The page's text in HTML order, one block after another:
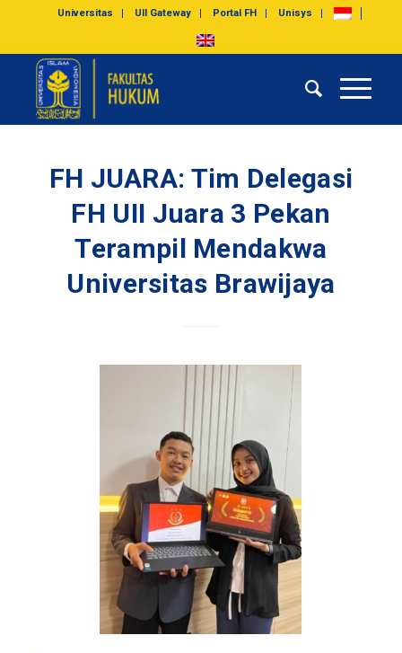
Universitas UII Gateway Portal FH Unisys
FH JUARA: Tim Delegasi
FH UII Juara 3 Pekan
Terampil Mendakwa
Universitas Brawijaya